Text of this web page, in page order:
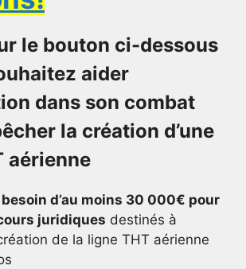
le bouton ci-dessous
aider
dans son combat
la création d’une
aérienne
d’au moins 30 000€ pour
juridiques destinés à
de la ligne THT aérienne